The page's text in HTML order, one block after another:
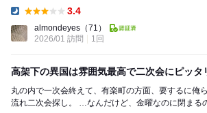
3.4
almondeyes （71）
2026/01 訪問
1回
高架下の異国は雰囲気最高で二次会にピッタ
丸の内で一次会終えて、有楽町の方面、要するに俺
流れ二次会探し。 …なんだけど、金曜なのに閉まるの早いのね？ 22:00